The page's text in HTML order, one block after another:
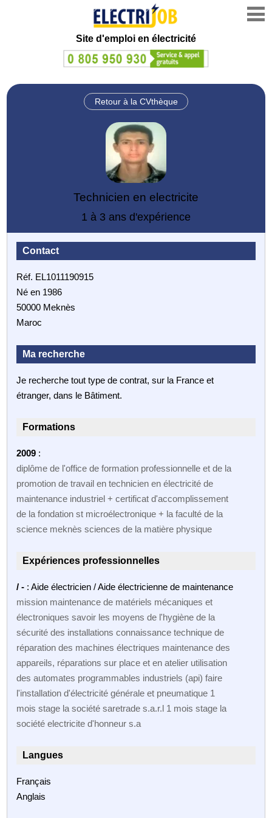
Site d'emploi en électricité
Retour à la CVthèque
Technicien en electricite
1 à 3 ans d'expérience
Contact
Réf. EL1011190915
Né en 1986
50000 Meknès
Maroc
Ma recherche
Je recherche tout type de contrat, sur la France et
étranger, dans le Bâtiment.
Formations
2009 :
diplôme de l'office de formation professionnelle et de la
promotion de travail en technicien en électricité de
maintenance industriel + certificat d'accomplissement
de la fondation st microélectronique + la faculté de la
science meknès sciences de la matière physique
Expériences professionnelles
/ - : Aide électricien / Aide électricienne de maintenance
mission maintenance de matériels mécaniques et
électroniques savoir les moyens de l'hygiène de la
sécurité des installations connaissance technique de
réparation des machines électriques maintenance des
appareils, réparations sur place et en atelier utilisation
des automates programmables industriels (api) faire
l'installation d'électricité générale et pneumatique 1
mois stage la société saretrade s.a.r.l 1 mois stage la
société electricite d'honneur s.a
Langues
Français
Anglais